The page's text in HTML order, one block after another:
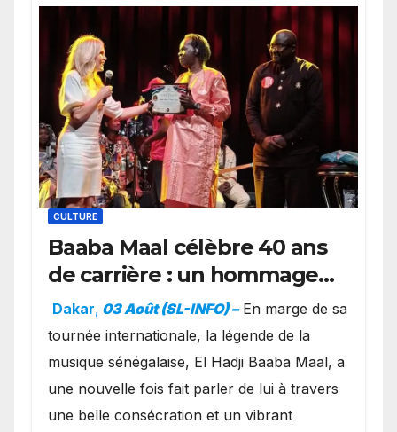
CULTURE
Baaba Maal célèbre 40 ans
de carrière : un hommage
exceptionnel à Oslo en
présence de la famille
royale.
Dakar, 03 Août (SL-INFO) – ​En marge de sa
tournée internationale, la légende de la
musique sénégalaise, El Hadji Baaba Maal, a
une nouvelle fois fait parler de lui à travers
une belle consécration et un vibrant